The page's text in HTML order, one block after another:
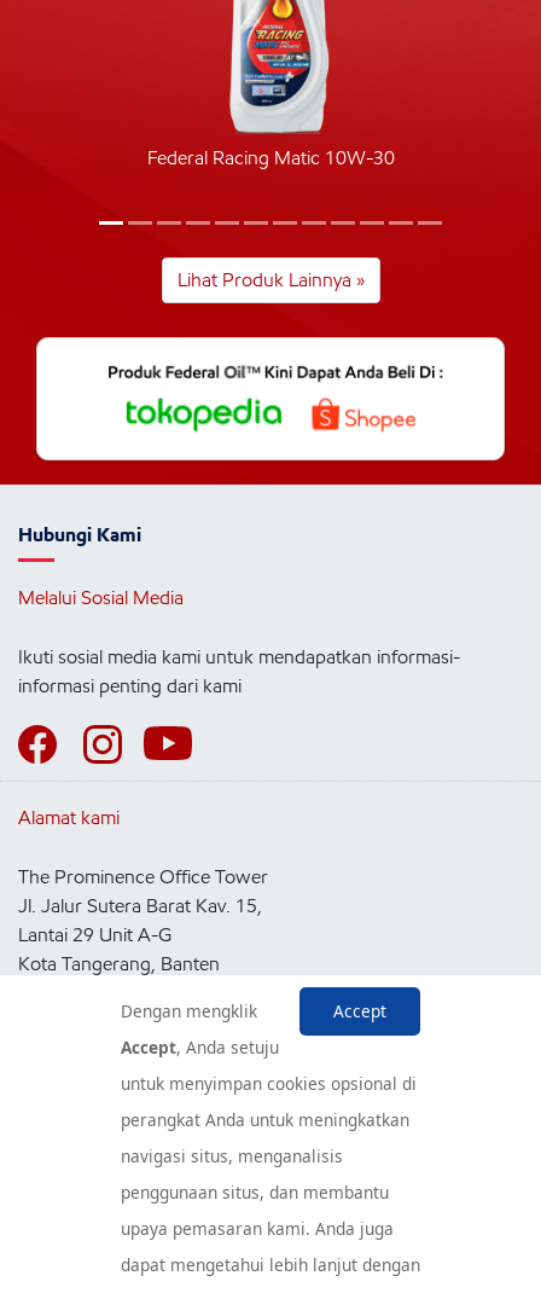
Federal Racing Matic 10W-30
Lihat Produk Lainnya »
Hubungi Kami
Melalui Sosial Media
Ikuti sosial media kami untuk mendapatkan informasi-
informasi penting dari kami
Alamat kami
The Prominence Office Tower
Jl. Jalur Sutera Barat Kav. 15,
Lantai 29 Unit A-G
Kota Tangerang, Banten
Pusat Layanan Konsumen
Accept
Dengan mengklik
Accept, Anda setuju
untuk menyimpan cookies opsional di
perangkat Anda untuk meningkatkan
navigasi situs, menganalisis
penggunaan situs, dan membantu
upaya pemasaran kami. Anda juga
dapat mengetahui lebih lanjut dengan